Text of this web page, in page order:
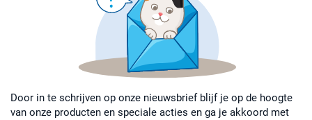
Door in te schrijven op onze nieuwsbrief blijf je op de hoogte
van onze producten en speciale acties en ga je akkoord met